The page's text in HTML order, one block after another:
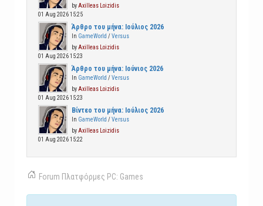
by Axilleas Loizidis
01 Aug 2026 15:25
Άρθρο του μήνα: Ιούλιος 2026
In GameWorld /Versus
by Axilleas Loizidis
01 Aug 2026 15:23
Άρθρο του μήνα: Ιούνιος 2026
In GameWorld /Versus
by Axilleas Loizidis
01 Aug 2026 15:23
Βίντεο του μήνα: Ιούλιος 2026
In GameWorld /Versus
by Axilleas Loizidis
01 Aug 2026 15:22
Forum Πλατφόρμες PC: Games